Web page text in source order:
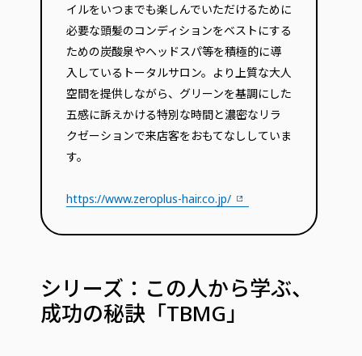
イルをいつまでも楽しんでいただけるために
必要な頭髪のコンディションをベストにする
ための炭酸泉やヘッドスパ等を積極的に導
入しているトータルサロン。より上質な大人
空間を提供しながら、グリーンを基調にした
五感に訴えかける特別な時間と濃密なリラ
クゼーションで来店客をおもてなししていま
す。
https://www.zeroplus-hair.co.jp/
シリーズ：この人から学ぶ、
成功の秘訣「TBMG」